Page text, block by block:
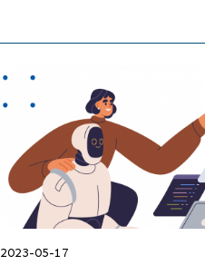
2023-05-17